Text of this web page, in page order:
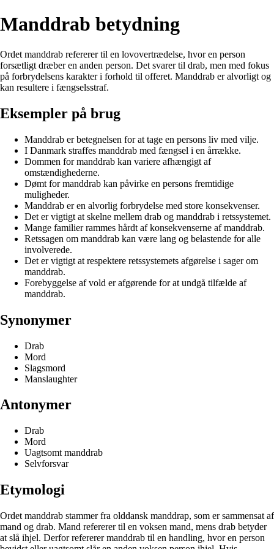
Manddrab betydning
Ordet manddrab refererer til en lovovertrædelse, hvor en person
forsætligt dræber en anden person. Det svarer til drab, men med fokus
på forbrydelsens karakter i forhold til offeret. Manddrab er alvorligt og
kan resultere i fængselsstraf.
Eksempler på brug
Manddrab er betegnelsen for at tage en persons liv med vilje.
I Danmark straffes manddrab med fængsel i en årrække.
Dommen for manddrab kan variere afhængigt af
omstændighederne.
Dømt for manddrab kan påvirke en persons fremtidige
muligheder.
Manddrab er en alvorlig forbrydelse med store konsekvenser.
Det er vigtigt at skelne mellem drab og manddrab i retssystemet.
Mange familier rammes hårdt af konsekvenserne af manddrab.
Retssagen om manddrab kan være lang og belastende for alle
involverede.
Det er vigtigt at respektere retssystemets afgørelse i sager om
manddrab.
Forebyggelse af vold er afgørende for at undgå tilfælde af
manddrab.
Synonymer
Drab
Mord
Slagsmord
Manslaughter
Antonymer
Drab
Mord
Uagtsomt manddrab
Selvforsvar
Etymologi
Ordet manddrab stammer fra olddansk manddrap, som er sammensat af
mand og drab. Mand refererer til en voksen mand, mens drab betyder
at slå ihjel. Derfor refererer manddrab til en handling, hvor en person